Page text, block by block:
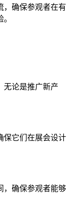
，确保参观者在有
无论是推广新产
保它们在展会设计
，确保参观者能够